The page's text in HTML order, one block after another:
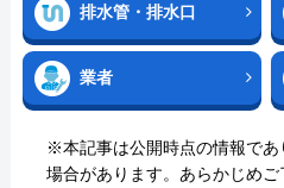
排水管・排水口
業者
※本記事は公開時点の情報であ
場合があります。あらかじめご